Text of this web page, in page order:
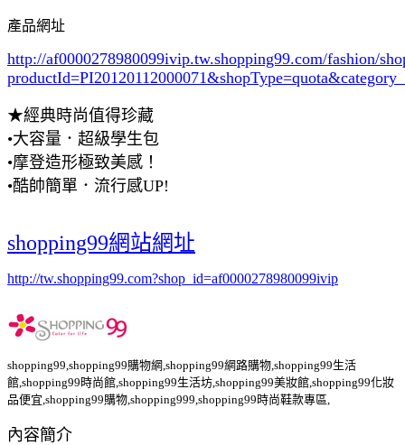
產品網址
http://af0000278980099ivip.tw.shopping99.com/fashion/
★經典時尚值得珍藏
•大容量．超級學生包
•摩登造形極致美感！
•酷帥簡單．流行感UP!
shopping99網站網址
http://tw.shopping99.com?shop_id=af0000278980099ivip
shopping99,shopping99購物網,shopping99網路購物,shopping99生活
館,shopping99時尚館,shopping99生活坊,shopping99美妝館,shopping99化妝
品便宜,shopping99購物,shopping999,shopping99時尚鞋款專區,
內容簡介